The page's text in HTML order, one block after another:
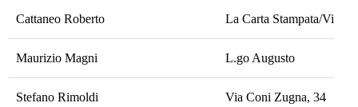
Cattaneo Roberto La Carta Stampata/Via
Maurizio Magni L.go Augusto
Stefano Rimoldi Via Coni Zugna, 34